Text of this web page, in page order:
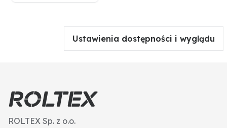
Ustawienia dostępności i wyglądu
ROLTEX Sp. z o.o.